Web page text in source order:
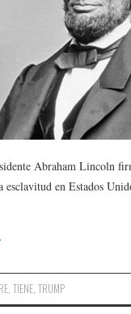
Abraham Lincoln
en Estados
,TIENE ,TRUMP